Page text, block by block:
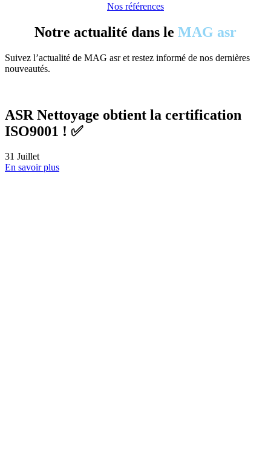
Nos références
Notre actualité dans le MAG asr
Suivez l’actualité de MAG asr et restez informé de nos dernières
nouveautés.
ASR Nettoyage obtient la certification
ISO9001 ! ✅
31 Juillet
En savoir plus